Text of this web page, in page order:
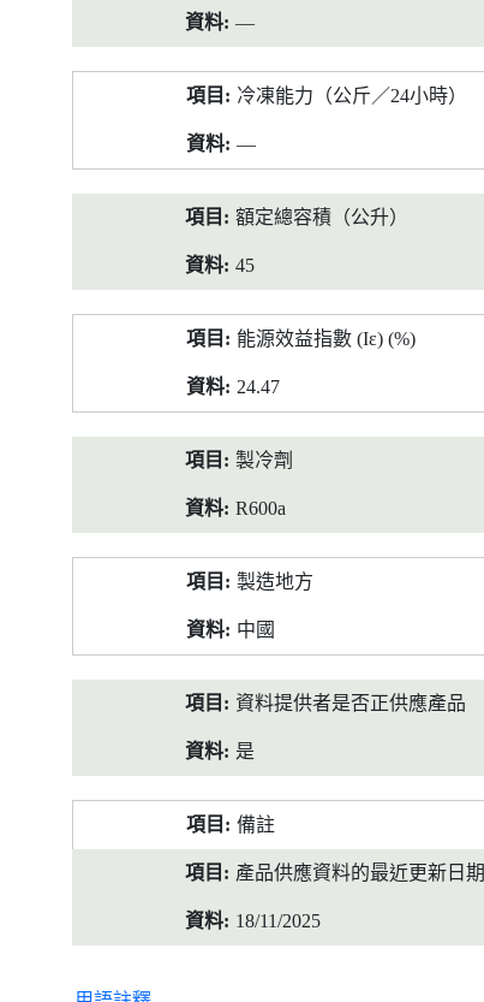
—
冷凍能力（公斤／24小時）
—
額定總容積（公升）
45
能源效益指數 (Iε) (%)
24.47
製冷劑
R600a
製造地方
中國
資料提供者是否正供應產品
是
備註
產品供應資料的最近更新日期
18/11/2025